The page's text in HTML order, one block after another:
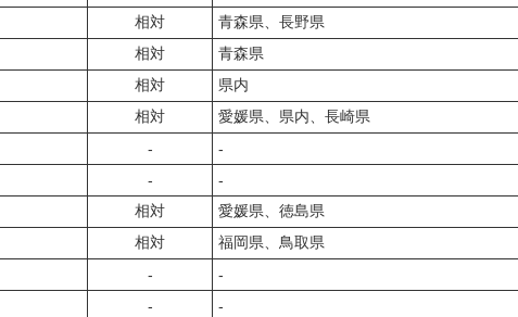
相対 青森県、長野県
相対 青森県
相対 県内
相対 愛媛県、県内、長崎県
‐ ‐
‐ ‐
相対 愛媛県、徳島県
相対 福岡県、鳥取県
‐ ‐
‐ ‐